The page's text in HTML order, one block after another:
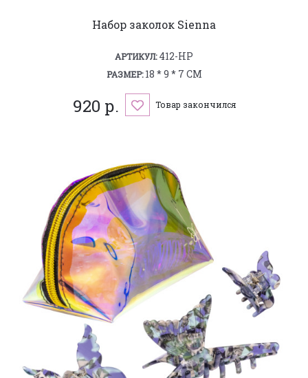
Набор заколок Sienna
АРТИКУЛ:412-HP
РАЗМЕР:18 * 9 * 7 СМ
920 р. Товар закончился